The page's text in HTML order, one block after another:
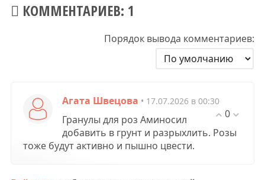
КОММЕНТАРИЕВ: 1
Порядок вывода комментариев:
Агата Швецова • 17.07.2026 в 00:30
0
Гранулы для роз Аминосил
добавить в грунт и разрыхлить. Розы
тоже будут активно и пышно цвести.